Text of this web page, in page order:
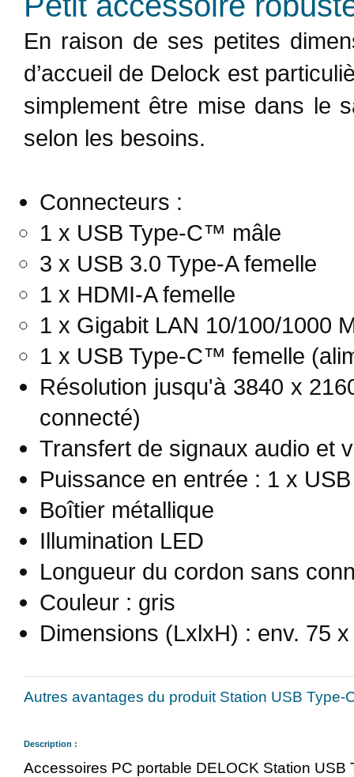
En raison de ses petites
d’accueil de Delock est
simplement être mise dans le
selon les besoins.
Connecteurs :
1 x USB Type-C™ mâle
3 x USB 3.0 Type-A femelle
1 x HDMI-A femelle
1 x Gigabit LAN 10/100/1000
1 x USB Type-C™ femelle
Résolution jusqu'à 3840 x
connecté)
Transfert de signaux audio et
Puissance en entrée : 1 x
Boîtier métallique
Illumination LED
Longueur du cordon sans
Couleur : gris
Dimensions (LxlxH) : env. 75
Autres avantages du produit Station USB
Description :
Accessoires PC portable DELOCK Station USB